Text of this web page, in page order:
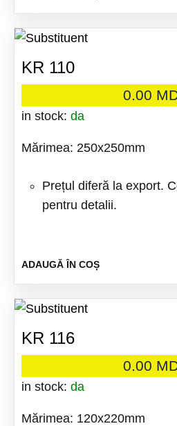
KR 110
0.00
in stock: da
Mărimea: 250x250mm
Prețul diferă la export.
pentru detalii.
ADAUGĂ ÎN COȘ
KR 116
0.00
in stock: da
Mărimea: 120x220mm